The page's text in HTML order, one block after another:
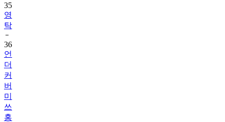
35
영
탁
36
언
더
커
버
미
쓰
홍